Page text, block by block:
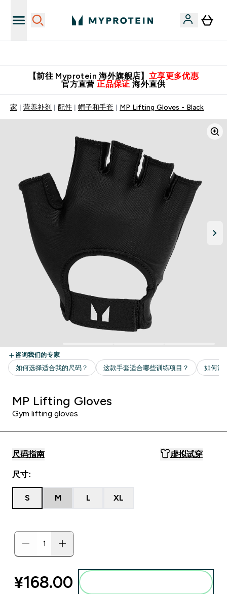
【前往 Myprotein 海外旗舰店】 立享更多优惠
官方直营 正品保证 海外直供
家 营养补剂 配件 帽子和手套 MP Lifting Gloves - Black
MP Lifting Gloves
Gym lifting gloves
尺码指南 虚拟试穿
尺寸:
S M L XL
¥168.00‎